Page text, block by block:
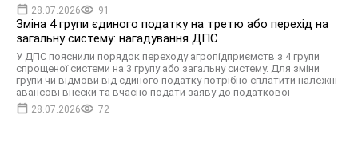
28.07.2026 91
Зміна 4 групи єдиного податку на третю або перехід на
загальну систему: нагадування ДПС
У ДПС пояснили порядок переходу агропідприємств з 4 групи
спрощеної системи на 3 групу або загальну систему. Для зміни
групи чи відмови від єдиного податку потрібно сплатити належні
авансові внески та вчасно подати заяву до податкової
28.07.2026 72